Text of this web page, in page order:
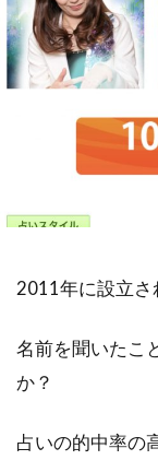
2011年に設立さ
名前を聞いたこ
か？
占いの的中率の